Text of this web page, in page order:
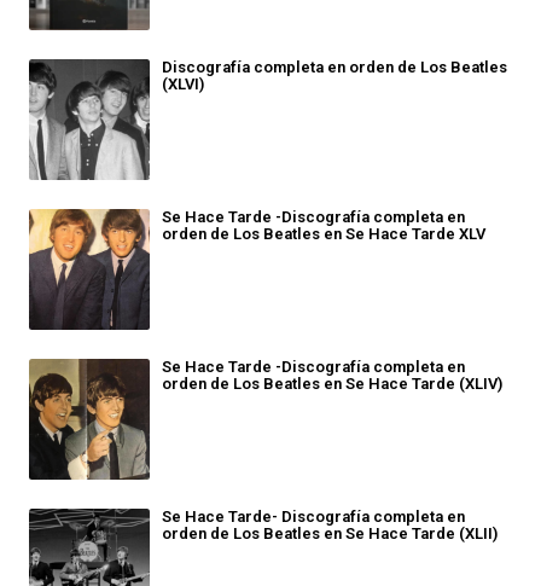
Discografía completa en orden de Los Beatles
(XLVI)
Se Hace Tarde -Discografía completa en
orden de Los Beatles en Se Hace Tarde XLV
Se Hace Tarde -Discografía completa en
orden de Los Beatles en Se Hace Tarde (XLIV)
Se Hace Tarde- Discografía completa en
orden de Los Beatles en Se Hace Tarde (XLII)